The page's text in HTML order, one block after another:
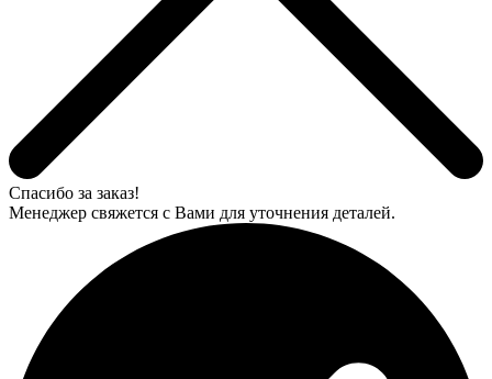
Спасибо за заказ!
Менеджер свяжется с Вами для уточнения деталей.